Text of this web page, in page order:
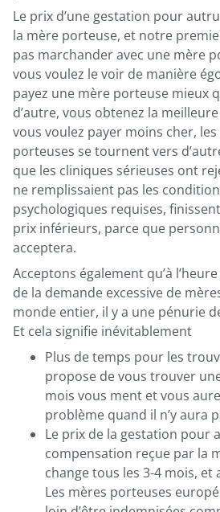
Le prix d’une gestation pour
la mère porteuse, et notre
pas marchander avec une mère
vous voulez le voir de manière
payez une mère porteuse mieux
d’autre, vous obtenez la
vous voulez payer moins cher,
porteuses se tournent vers
que les cliniques sérieuses ont
ne remplissaient pas les
psychologiques requises,
prix inférieurs, parce que
acceptera.
Acceptons également qu’à
de la demande excessive de
monde entier, il y a une pénurie
Et cela signifie inévitablement
Plus de temps pour les
propose de vous trouver
mois vous ment et vous
problème quand il n’y aura
Le prix de la gestation pour
compensation reçue par la
change tous les 3-4 mois,
Les mères porteuses